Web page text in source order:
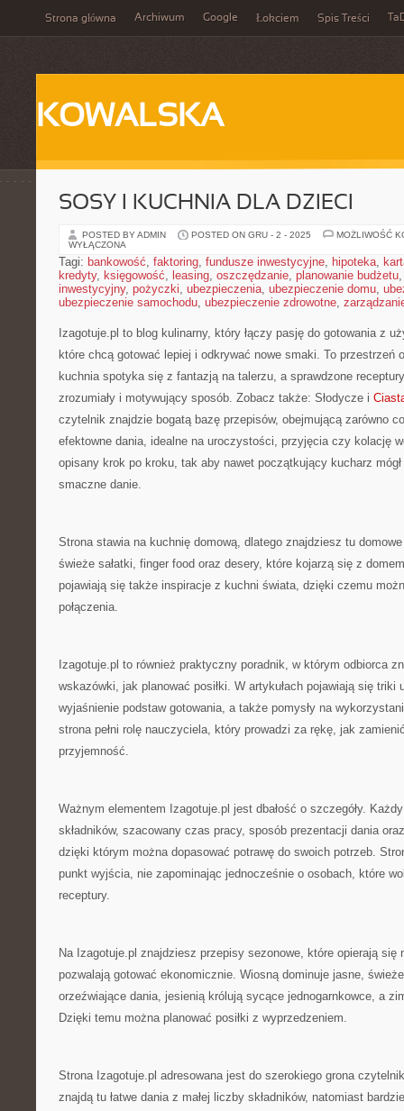
Strona główna Archiwum Google Łokciem Spis Treści
KOWALSKA
SOSY I KUCHNIA DLA DZIECI
POSTED BY ADMIN POSTED ON GRU - 2 - 2025
MOŻLIWOŚĆ
WYŁĄCZONA
Tagi: bankowość, faktoring, fundusze inwestycyjne, hipoteka,
kredyty, księgowość, leasing, oszczędzanie, planowanie budżetu
inwestycyjny, pożyczki, ubezpieczenia, ubezpieczenie domu,
ubezpieczenie samochodu, ubezpieczenie zdrowotne,
Izagotuje.pl to blog kulinarny, który łączy pasję do gotowania z
które chcą gotować lepiej i odkrywać nowe smaki. To przestrzeń
kuchnia spotyka się z fantazją na talerzu, a sprawdzone
zrozumiały i motywujący sposób. Zobacz także: Słodycze i
czytelnik znajdzie bogatą bazę przepisów, obejmującą zarówno
efektowne dania, idealne na uroczystości, przyjęcia czy kolację
opisany krok po kroku, tak aby nawet początkujący kucharz
smaczne danie.
Strona stawia na kuchnię domową, dlatego znajdziesz tu
świeże sałatki, finger food oraz desery, które kojarzą się z
pojawiają się także inspiracje z kuchni świata, dzięki czemu
połączenia.
Izagotuje.pl to również praktyczny poradnik, w którym odbiorca
wskazówki, jak planować posiłki. W artykułach pojawiają się triki
wyjaśnienie podstaw gotowania, a także pomysły na
strona pełni rolę nauczyciela, który prowadzi za rękę, jak
przyjemność.
Ważnym elementem Izagotuje.pl jest dbałość o szczegóły.
składników, szacowany czas pracy, sposób prezentacji dania
dzięki którym można dopasować potrawę do swoich potrzeb.
punkt wyjścia, nie zapominając jednocześnie o osobach, które
receptury.
Na Izagotuje.pl znajdziesz przepisy sezonowe, które opierają się
pozwalają gotować ekonomicznie. Wiosną dominuje jasne,
orzeźwiające dania, jesienią królują sycące jednogarnkowce, a
Dzięki temu można planować posiłki z wyprzedzeniem.
Strona Izagotuje.pl adresowana jest do szerokiego grona
znajdą tu łatwe dania z małej liczby składników, natomiast